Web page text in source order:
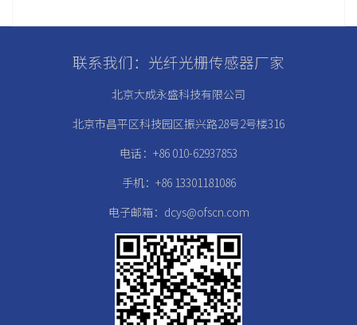
联系我们：光纤光栅传感器厂家
北京大成永盛科技有限公司
北京市昌平区科技园区振兴路28号2号楼316
电话：+86 010-62937853
手机：+86 13301181086
电子邮箱：dcys@ofscn.com